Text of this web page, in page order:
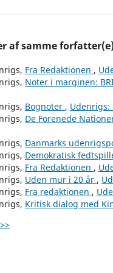
af samme
Fra Redaktionen ,
Noter i marginen:
Bognoter , Udenrigs:
De Forenede
Danmarks
Demokratisk
Fra Redaktionen ,
Uden mur i 20 år ,
Fra redaktionen ,
Kritisk dialog med
>>